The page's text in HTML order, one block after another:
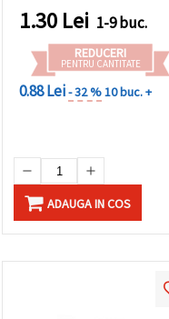
și proiecte DIY & craft
1.30 Lei 1-9 buc.
REDUCERI
PENTRU CANTITATE
0.88 Lei- 32 %10 buc. +
ADAUGA IN COS